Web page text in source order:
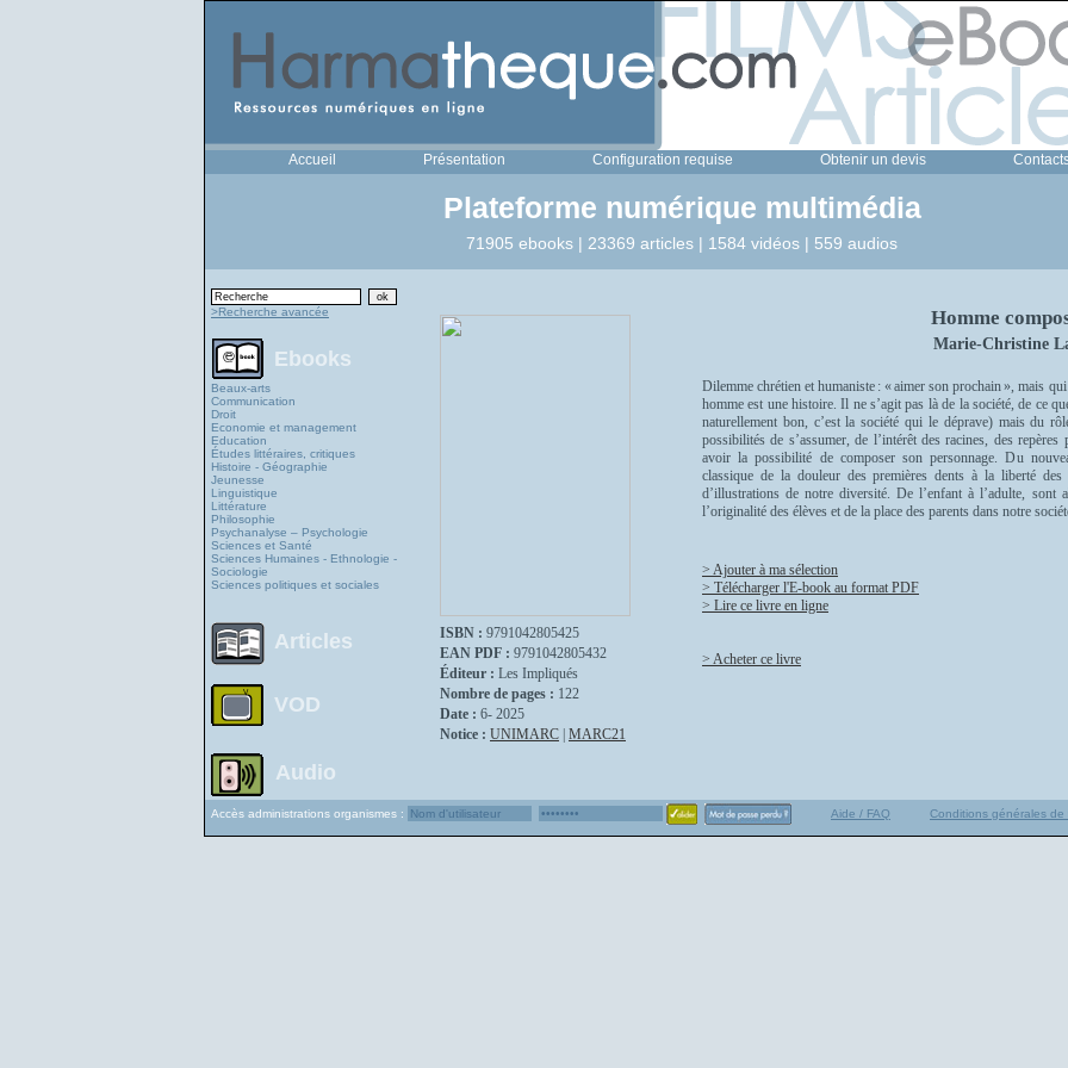
Accueil Présentation Configuration requise Obtenir un devis
Plateforme numérique multimédia
71905 ebooks | 23369 articles | 1584 vidéos | 559 audios
>Recherche avancée
Ebooks
Beaux-arts
Communication
Droit
Economie et management
Education
Études littéraires, critiques
Histoire - Géographie
Jeunesse
Linguistique
Littérature
Philosophie
Psychanalyse – Psychologie
Sciences et Santé
Sciences Humaines - Ethnologie -
Sociologie
Sciences politiques et sociales
Articles
VOD
Audio
ISBN : 9791042805425
EAN PDF : 9791042805432
Éditeur : Les Impliqués
Nombre de pages : 122
Date : 6- 2025
Notice : UNIMARC MARC21
Homme
Marie-Christine
Dilemme chrétien et humaniste : « aimer son prochain », mais
homme est une histoire. Il ne s’agit pas là de la société, de ce
naturellement bon, c’est la société qui le déprave) mais du
possibilités de s’assumer, de l’intérêt des racines, des
avoir la possibilité de composer son personnage. Du
classique de la douleur des premières dents à la liberté des
d’illustrations de notre diversité. De l’enfant à l’adulte, sont
l’originalité des élèves et de la place des parents dans notre
> Ajouter à ma sélection
> Télécharger l'E-book au format PDF
> Lire ce livre en ligne
> Acheter ce livre
Accès administrations organismes : Aide / FAQ Conditions générales de